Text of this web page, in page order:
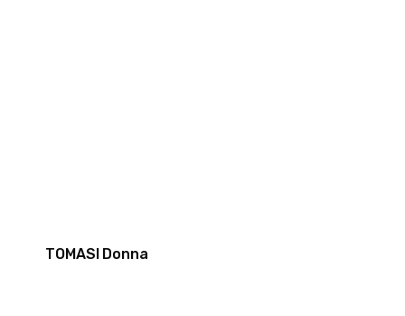
TOMASI Donna